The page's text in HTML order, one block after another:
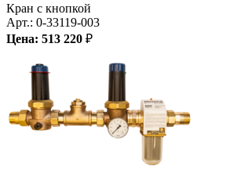
Кран с кнопкой
Арт.: 0-33119-003
Цена: 513 220 ₽